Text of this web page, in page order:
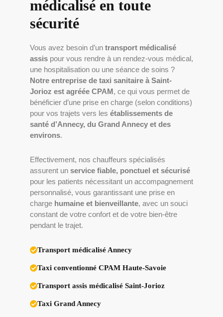
médicalisé en toute
sécurité
Vous avez besoin d’un transport médicalisé
assis pour vous rendre à un rendez-vous médical,
une hospitalisation ou une séance de soins ?
Notre entreprise de taxi sanitaire à Saint-
Jorioz est agréée CPAM, ce qui vous permet de
bénéficier d’une prise en charge (selon conditions)
pour vos trajets vers les établissements de
santé d’Annecy, du Grand Annecy et des
environs.
Effectivement, nos chauffeurs spécialisés
assurent un service fiable, ponctuel et sécurisé
pour les patients nécessitant un accompagnement
personnalisé, vous garantissant une prise en
charge humaine et bienveillante, avec un souci
constant de votre confort et de votre bien-être
pendant le trajet.
Transport médicalisé Annecy
Taxi conventionné CPAM Haute-Savoie
Transport assis médicalisé Saint-Jorioz
Taxi Grand Annecy